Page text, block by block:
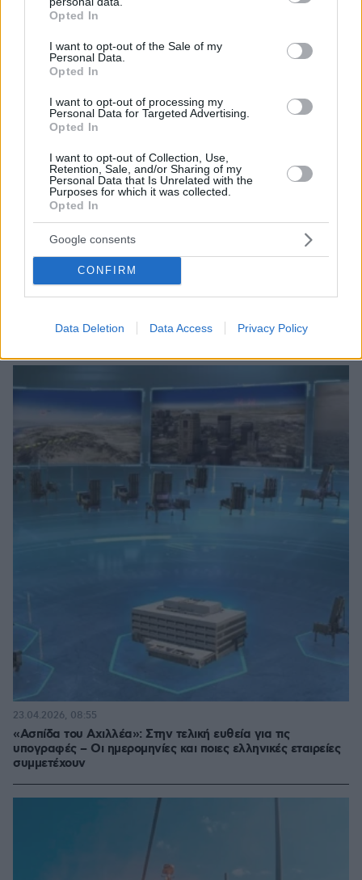
grant or deny consent to Google and its third-party tags to
use your data for below specified purposes in below Google
consent section.
Opted In
I want to opt-out of the Sale of my
Personal Data.
Opted In
I want to opt-out of processing my
Personal Data for Targeted Advertising.
Opted In
I want to opt-out of Collection, Use,
Retention, Sale, and/or Sharing of my
Personal Data that Is Unrelated with the
Purposes for which it was collected.
Opted In
Google consents
CONFIRM
Data Deletion Data Access Privacy Policy
κρατών-μελών στον τομέα της άμυνας.
Η «Ασπίδα του Αχιλλέα» εντάσσεται συνολικά
στο νέο μακροπρόθεσμο
ορίζοντα 12ετίας και περιλαμβάνει μεγάλες
επενδύσεις σε αεροπορία, ναυτικό, συστήματα
αεράμυνας και ψηφιακές υποδομές άμυνας.
«Ασπίδα του Αχιλλέα»: Στην τελική ευθεία για τις
υπογραφές – Oι ημερομηνίες και ποιες ελληνικές εταιρείες
συμμετέχουν
23.04.2026, 08:55
Ακολουθήστε το
και μάθετε πρώτοι όλες τις ειδήσεις
Δείτε όλες τις τελευταίες
και τον Κόσμο, τη στιγμή που συμβαίνουν, στο
Protothema.gr